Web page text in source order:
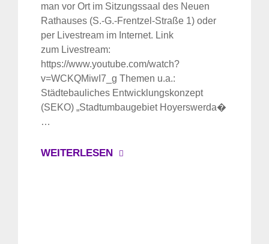
man vor Ort im Sitzungssaal des Neuen
Rathauses (S.-G.-Frentzel-Straße 1) oder
per Livestream im Internet. Link
zum Livestream:
https://www.youtube.com/watch?
v=WCKQMiwI7_g Themen u.a.:
Städtebauliches Entwicklungskonzept
(SEKO) „Stadtumbaugebiet Hoyerswerda�
…
WEITERLESEN